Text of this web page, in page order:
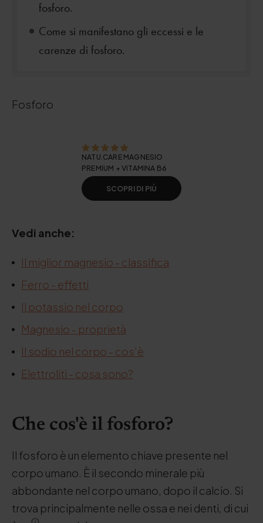
fosforo.
Come si manifestano gli eccessi e le
carenze di fosforo.
Fosforo
NATU.CARE MAGNESIO
PREMIUM + VITAMINA B6
SCOPRI DI PIÙ
Vedi anche:
Il miglior magnesio - classifica
Ferro - effetti
Il potassio nel corpo
Magnesio - proprietà
Il sodio nel corpo - cos'è
Elettroliti - cosa sono?
Che cos'è il fosforo?
Il fosforo è un elemento chiave presente nel
corpo umano. È il secondo minerale più
abbondante nel corpo umano, dopo il calcio. Si
trova principalmente nelle ossa e nei denti, di cui